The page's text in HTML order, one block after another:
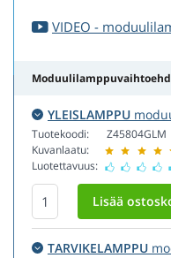
VIDEO -
YLEISLAMPPU
Tuotekoodi:
Kuvanlaatu:
Luotettavuus:
Z45804GLM
TARVIKELAMPPU